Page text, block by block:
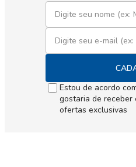
Estou de acordo
gostaria de receber
ofertas exclusivas